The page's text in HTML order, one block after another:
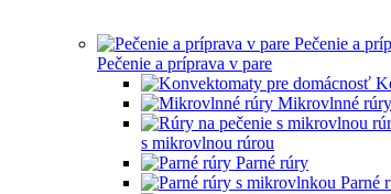
Pečenie a
Pečenie a príprava v pare
Mikrovlnné rúry
s mikrovlnou rúrou
Parné rúry
Parné